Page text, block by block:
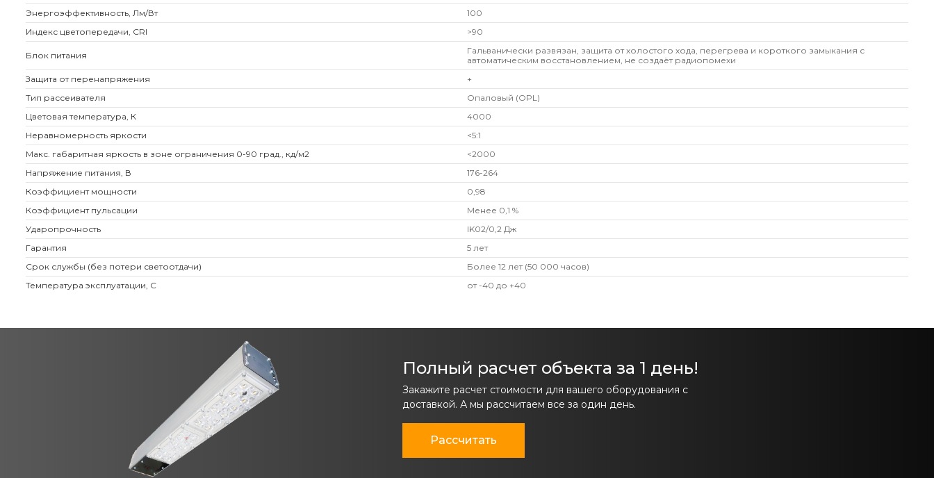
Энергоэффективность, Лм/Вт
100
Индекс цветопередачи, CRI
>90
Блок питания
Гальванически развязан, защита от холостого хода, перегрева и короткого замыкания с
автоматическим восстановлением, не создаёт радиопомехи
Защита от перенапряжения
+
Тип рассеивателя
Опаловый (OPL)
Цветовая температура, К
4000
Неравномерность яркости
<5:1
Макс. габаритная яркость в зоне ограничения 0-90 град., кд/м2
<2000
Напряжение питания, В
176-264
Коэффициент мощности
0,98
Коэффициент пульсации
Менее 0,1 %
Ударопрочность
IK02/0,2 Дж
Гарантия
5 лет
Срок службы (без потери светоотдачи)
Более 12 лет (50 000 часов)
Температура эксплуатации, С
от -40 до +40
Полный расчет объекта за 1 день!
Закажите расчет стоимости для вашего оборудования с
доставкой. А мы рассчитаем все за один день.
Рассчитать